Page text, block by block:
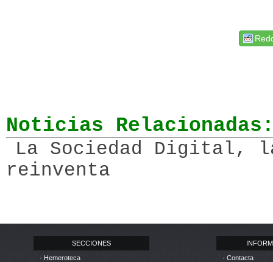
Noticias
La Sociedad Digital,
reinventa
SECCIONES
· Hemeroteca
· Contacta